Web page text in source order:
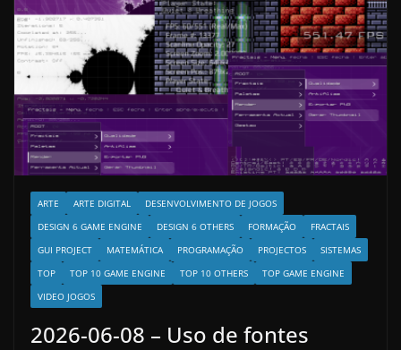
ARTE ARTE DIGITAL
DESENVOLVIMENTO DE JOGOS
DESIGN 6 GAME ENGINE
DESIGN 6 OTHERS FORMAÇÃO
FRACTAIS
GUI PROJECT
MATEMÁTICA PROGRAMAÇÃO PROJECTOS
SISTEMAS
TOP
TOP 10 GAME ENGINE TOP 10 OTHERS
TOP GAME ENGINE
VIDEO JOGOS
2026-06-08 – Uso de fontes